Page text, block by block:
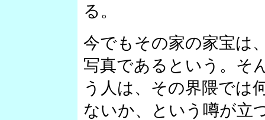
る。
今でもその家の家宝は
写真であるという。そ
う人は、その界隈では
ないか、という噂が立